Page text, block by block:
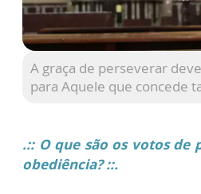
A graça de perseverar
para Aquele que concede
.:: O que são os votos de
obediência? ::.